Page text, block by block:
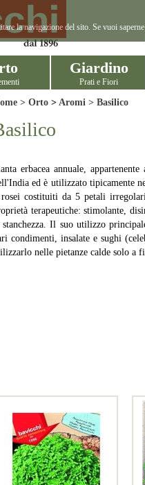
Giardino
Prati e Fiori
> Orto > Aromi > Basilico
erbacea annuale,
ed è utilizzato tipicamente
costituiti da 5 petali
terapeutiche: stimolante,
stanchezza. Il suo utilizzo
condimenti, insalate e sughi
nelle pietanze calde solo a
la navigazione del sito. Se vuoi